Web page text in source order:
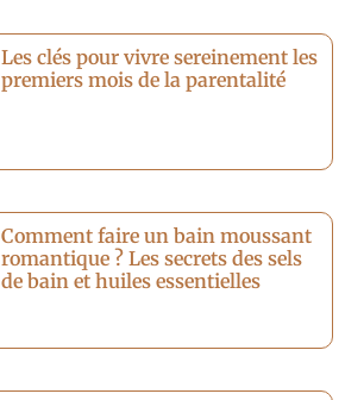
Les clés pour vivre sereinement les
premiers mois de la parentalité
Comment faire un bain moussant
romantique ? Les secrets des sels
de bain et huiles essentielles